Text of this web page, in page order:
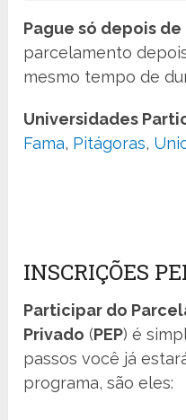
Pague só depois
parcelamento
mesmo tempo de
Universidades
Fama, Pitágoras,
INSCRIÇÕES
Participar do
Privado (PEP) é
passos você já
programa, são eles: